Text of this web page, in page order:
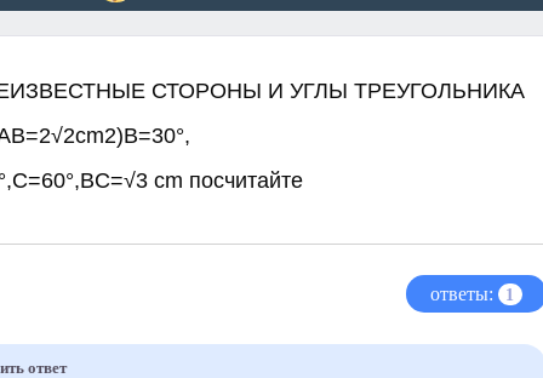
СТОРОНЫ И УГЛЫ ТРЕУГОЛЬНИКА
cm посчитайте
ответы: 1
ответ